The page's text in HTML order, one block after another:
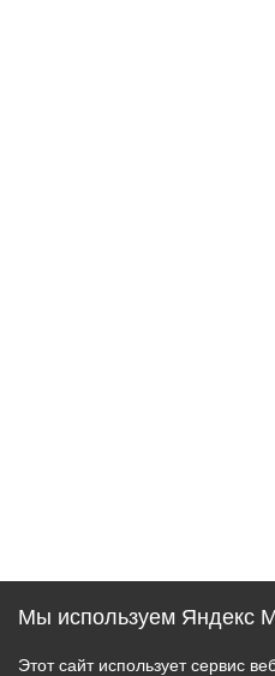
Мы используем Яндекс
Этот сайт использует сервис